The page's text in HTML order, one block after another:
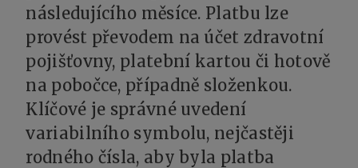
následujícího měsíce. Platbu lze
provést převodem na účet zdravotní
pojišťovny, platební kartou či hotově
na pobočce, případně složenkou.
Klíčové je správné uvedení
variabilního symbolu, nejčastěji
rodného čísla, aby byla platba